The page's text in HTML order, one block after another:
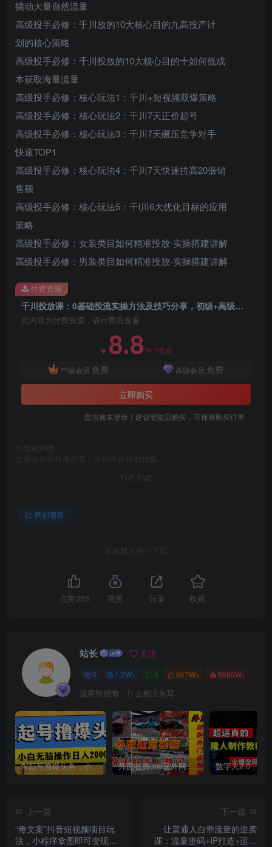
撬动大量自然流量
高级投手必修：千川放的10大核心目的九高投产计
划的核心策略
高级投手必修：千川投放的10大核心目的十如何低成
本获取海量流量
高级投手必修：核心玩法1：千川+短视频双爆策略
高级投手必修：核心玩法2：千川7天正价起号
高级投手必修：核心玩法3：千川7天碾压竞争对手
快速TOP1
高级投手必修：核心玩法4：千川7天快速拉高20倍销
售额
高级投手必修：核心玩法5：千l川6大优化目标的应用
策略
高级投手必修：女装类目如何精准投放-实操搭建讲解
高级投手必修：男装类目如何精准投放-实操搭建讲解
千川投放课：0基础投流实操方法及技巧分享，初级+高级必修课
此内容为付费资源，请付费后查看
￥ 8.8￥18.8
中级会员 免费 高级会员 免费
立即购买
您当前未登录！建议登陆后购买，可保存购买订单
付费资源
版权声明
文章版权归作者所有，未经允许请勿转载。
THE END
网创项目
喜欢就支持一下吧
点赞255 赞赏 分享 收藏
站长 关注
0 1.2W+ 0 667W+ 6685W+
这家伙很懒，什么都没有写...
AI起号撸爆头条，小白也能操作，日入2000+ 外面收费398元外网超跑豪车汽车视频搬运至快手抖音上热门项目
上一篇
“毒文案”抖音短视频项目玩
法，小程序拿图即可变现，
下一篇
让普通人自带流量的逆袭
课：流量密码+IP打造+运营